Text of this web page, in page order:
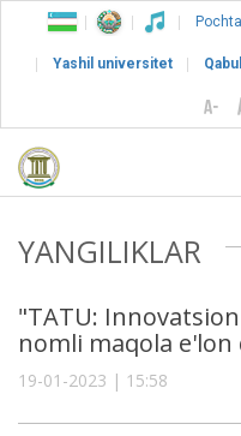
Pochta
Yashil universitet
YANGILIKLAR
"TATU:
nomli maqola e'lon
19-01-2023 | 15:58